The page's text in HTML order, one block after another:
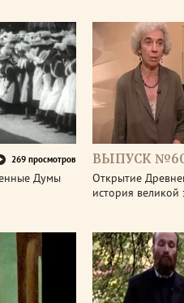
269 просмотров
Думы
ВЫПУСК
Открытие
история великой